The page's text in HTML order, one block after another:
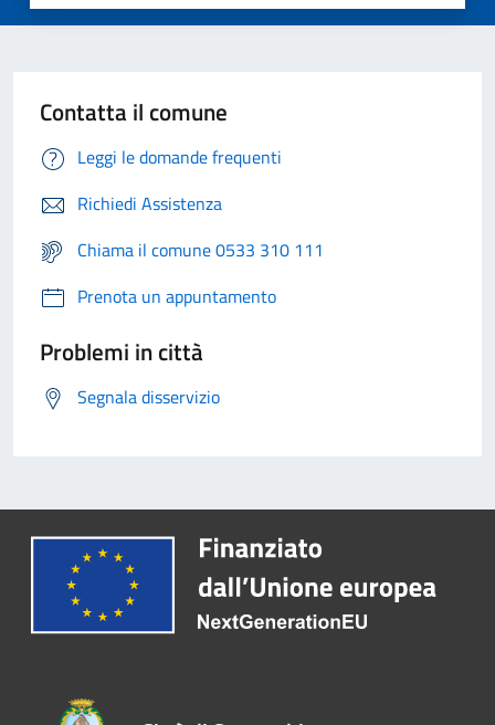
Contatta il comune
Leggi le domande frequenti
Richiedi Assistenza
Chiama il comune 0533 310 111
Prenota un appuntamento
Problemi in città
Segnala disservizio